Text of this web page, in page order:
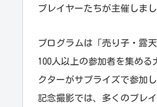
プレイヤーたちが主催しまし
プログラムは「売り子・露
100人以上の参加者を集め
クターがサプライズで参加
記念撮影では、多くのプレ